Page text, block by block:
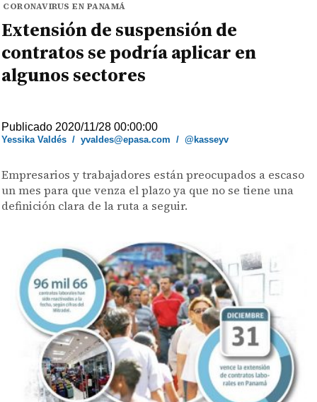
CORONAVIRUS EN PANAMÁ
Extensión de suspensión de
contratos se podría aplicar en
algunos sectores
Publicado 2020/11/28 00:00:00
Yessika Valdés /yvaldes@epasa.com /@kasseyv
Empresarios y trabajadores están preocupados a escaso
un mes para que venza el plazo ya que no se tiene una
definición clara de la ruta a seguir.